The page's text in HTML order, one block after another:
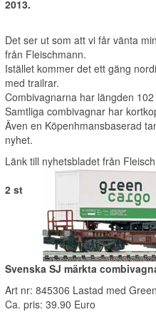
2013.
Det ser ut som att vi får vänta
från Fleischmann.
Istället kommer det ett gäng
med trailrar.
Combivagnarna har längden
Samtliga combivagnar har
Även en Köpenhmansbaserad
nyhet.
Länk till nyhetsbladet från
2 st
Svenska SJ märkta
Art nr: 845306 Lastad med
Ca. pris: 39.90 Euro